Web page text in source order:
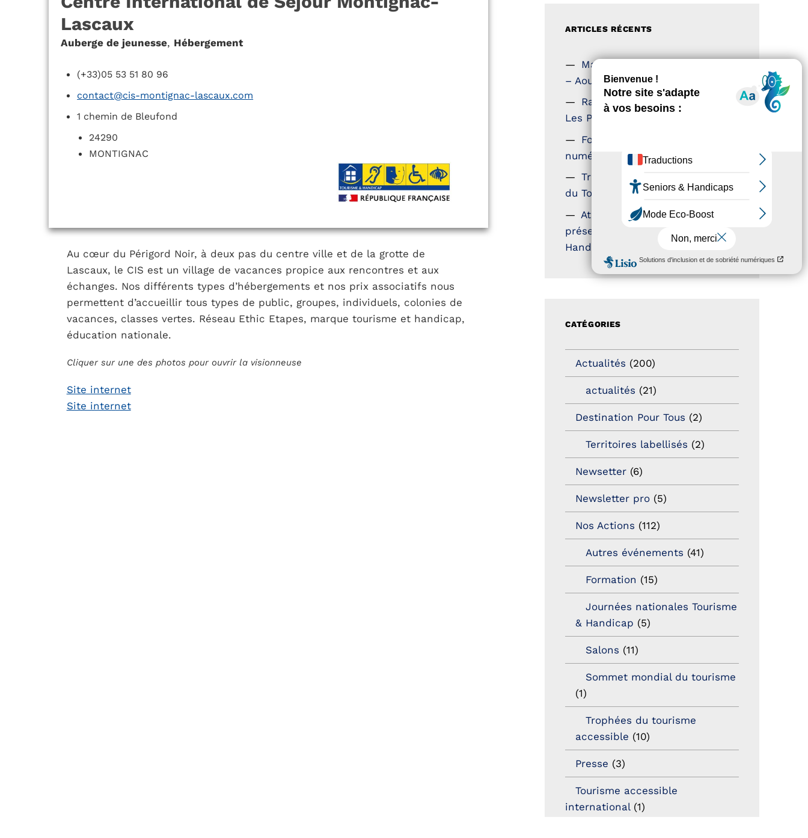
Lascaux
Auberge de jeunesse, Hébergement
(+33)05 53 51 80 96
contact@cis-montignac-lascaux.com
1 chemin de Bleufond
24290
MONTIGNAC
Au cœur du Périgord Noir, à deux pas du centre ville et de la grotte de
Lascaux, le CIS est un village de vacances propice aux rencontres et aux
échanges. Nos différents types d’hébergements et nos prix associatifs nous
permettent d’accueillir tous types de public, groupes, individuels, colonies de
vacances, classes vertes. Réseau Ethic Etapes, marque tourisme et handicap,
éducation nationale.
Cliquer sur une des photos pour ouvrir la visionneuse
Site internet
Site internet
ARTICLES RÉCENTS
Magazine Tourisme Accessible
– Aout 2026
Rallye Aicha des Gazelles –
Les Petillantes
Formation Communication
numérique
Trophées Horizons – Acteurs
du Tourisme Durable
Atout France – flyer
présentation label Tourisme &
Handicap
CATÉGORIES
Actualités (200)
actualités (21)
Destination Pour Tous (2)
Territoires labellisés (2)
Newsetter (6)
Newsletter pro (5)
Nos Actions (112)
Autres événements (41)
Formation (15)
Journées nationales Tourisme
& Handicap (5)
Salons (11)
Sommet mondial du tourisme
(1)
Trophées du tourisme
accessible (10)
Presse (3)
Tourisme accessible
international(1)